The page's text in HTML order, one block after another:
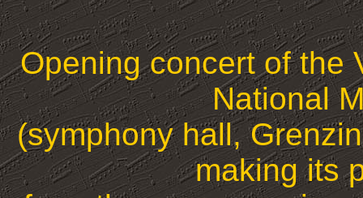
Opening concert of the
National
(symphony hall,
making its